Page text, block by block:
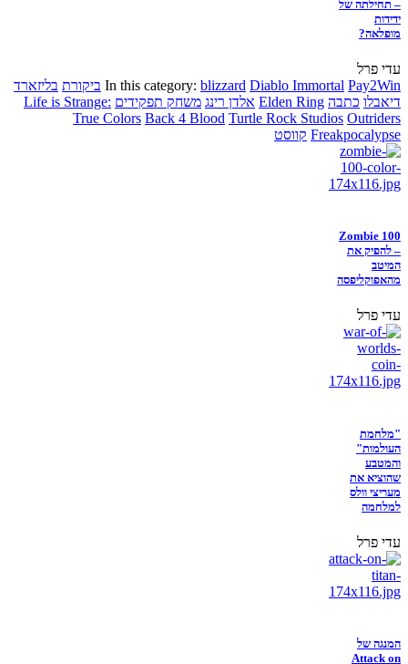
– תחילתה של
ידידות
מופלאה?
עדי פרל
In this category: blizzard Diablo Immortal Pay2Win ביקורת בליזארד
דיאבלו כתבה Elden Ring אלדן רינג משחק תפקידים Life is Strange:
True Colors Back 4 Blood Turtle Rock Studios Outriders
Freakpocalypse קווסט
Zombie 100
– להפיק את
המיטב
מהאפוקליפסה
עדי פרל
"מלחמת
העולמות"
והמטבע
שהוציא את
מעריצי וולס
למלחמה
עדי פרל
המנגה של
Attack on